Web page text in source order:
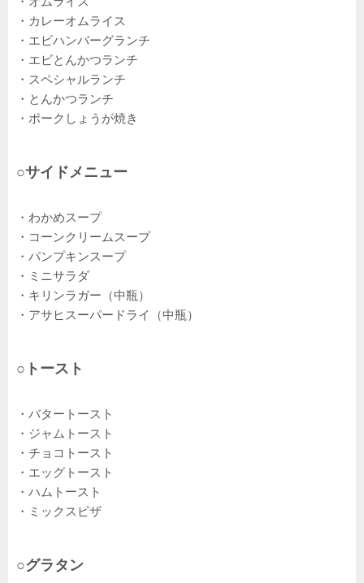
・カレーオムライス
・エビハンバーグランチ
・エビとんかつランチ
・スペシャルランチ
・とんかつランチ
・ポークしょうが焼き
○サイドメニュー
・わかめスープ
・コーンクリームスープ
・パンプキンスープ
・ミニサラダ
・キリンラガー（中瓶）
・アサヒスーパードライ（中瓶）
○トースト
・バタートースト
・ジャムトースト
・チョコトースト
・エッグトースト
・ハムトースト
・ミックスピザ
○グラタン